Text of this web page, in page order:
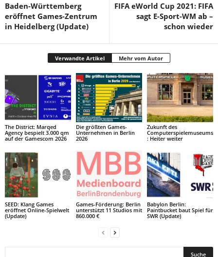
Baden-Württemberg
eröffnet Games-Zentrum
in Heidelberg (Update)
FIFA eWorld Cup 2021: FIFA
sagt E-Sport-WM ab –
schon wieder
Verwandte Artikel Mehr vom Autor
The District: Marqed
Agency bespielt 3.000 qm
auf der Gamescom 2026
Die größten Games-
Unternehmen in Berlin
2026
Zukunft des
Computerspielemuseums
: Heiter weiter
SEED: Klang Games
eröffnet Online-Spielwelt
(Update)
Games-Förderung: Berlin
unterstützt 11 Studios mit
860.000 €
Babylon Berlin:
Paintbucket baut Spiel für
SWR (Update)